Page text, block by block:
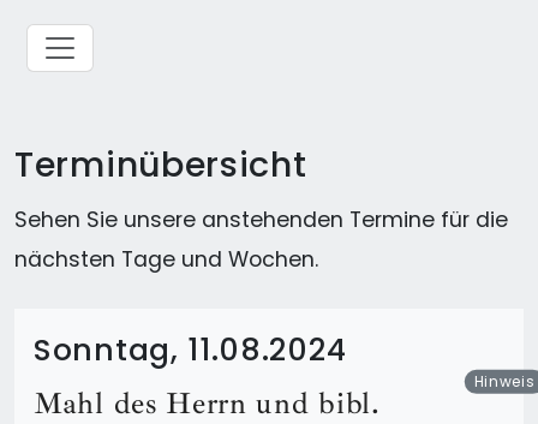
Terminübersicht
Sehen Sie unsere anstehenden Termine für die
nächsten Tage und Wochen.
Sonntag, 11.08.2024
Mahl des Herrn und bibl.
Hinweis